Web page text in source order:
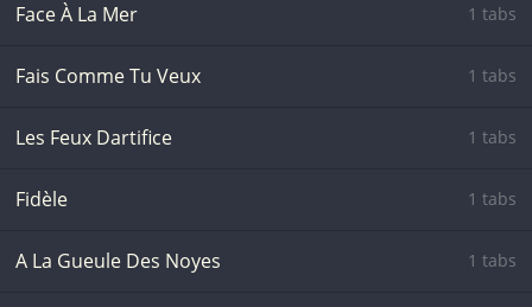
Face À La Mer 1 tabs
Fais Comme Tu Veux 1 tabs
Les Feux Dartifice 1 tabs
Fidèle 1 tabs
A La Gueule Des Noyes 1 tabs